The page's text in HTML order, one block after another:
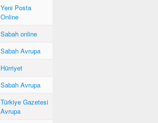
Yeni Posta
Online
Sabah online
Sabah Avrupa
Hürriyet
Sabah Avrupa
Türkiye Gazetesi
Avrupa